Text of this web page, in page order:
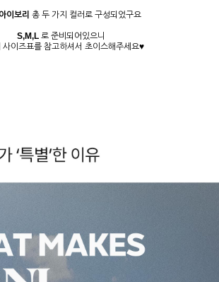
이보리 총 두 가지 컬러로 구성되었구요
S,M,L 로 준비되어있으니
사이즈표를 참고하셔서 초이스해주세요♥